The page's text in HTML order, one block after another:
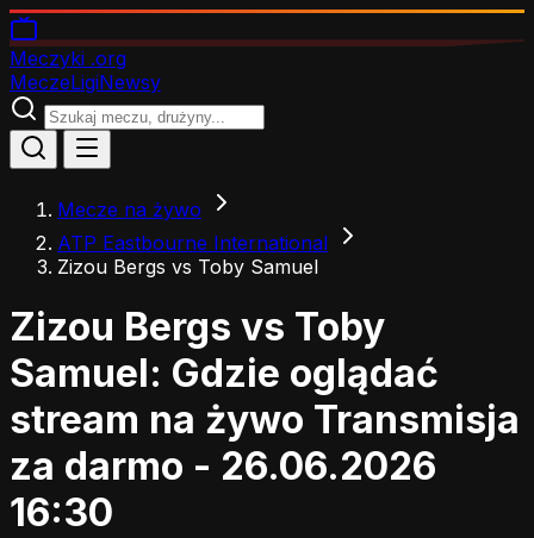
Meczyki .org
MeczeLigiNewsy
Mecze na żywo
ATP Eastbourne International
Zizou Bergs vs Toby Samuel
Zizou Bergs vs Toby
Samuel: Gdzie oglądać
stream na żywo Transmisja
za darmo - 26.06.2026
16:30